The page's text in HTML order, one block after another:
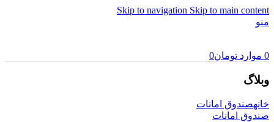
Skip to navigation Skip to main content
منو
0 موارد تومان0
وبلاگ
خانهصندوق امانات
صندوق امانات